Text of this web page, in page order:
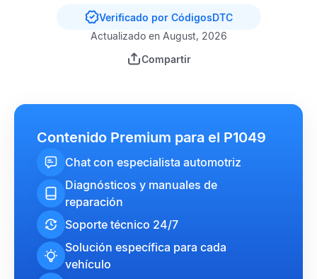
Verificado por CódigosDTC
Actualizado en August, 2026
Compartir
Contenido Premium para el P1049
Chat con especialista automotriz
Diagnósticos y manuales de
reparación
Soporte técnico 24/7
Solución específica para cada
vehículo